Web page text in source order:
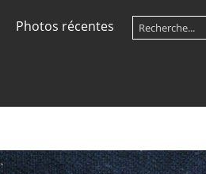
Photos récentes